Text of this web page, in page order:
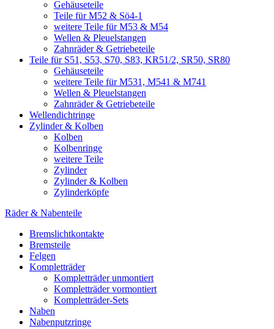
Gehäuseteile
Teile für M52 & Sö4-1
weitere Teile für M53 & M54
Wellen & Pleuelstangen
Zahnräder & Getriebeteile
Teile für S51, S53, S70, S83, KR51/2, SR50, SR80
Gehäuseteile
weitere Teile für M531, M541 & M741
Wellen & Pleuelstangen
Zahnräder & Getriebeteile
Wellendichtringe
Zylinder & Kolben
Kolben
Kolbenringe
weitere Teile
Zylinder
Zylinder & Kolben
Zylinderköpfe
Räder & Nabenteile
Bremslichtkontakte
Bremsteile
Felgen
Kompletträder
Kompletträder unmontiert
Kompletträder vormontiert
Kompletträder-Sets
Naben
Nabenputzringe